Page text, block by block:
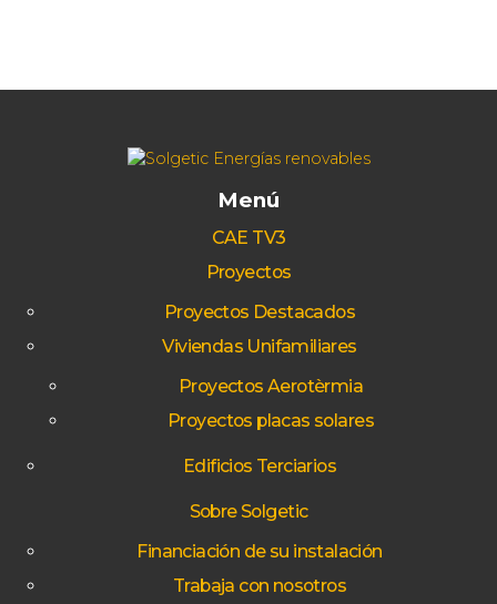
Menú
CAE TV3
Proyectos
Proyectos Destacados
Viviendas Unifamiliares
Proyectos Aerotèrmia
Proyectos placas solares
Edificios Terciarios
Sobre Solgetic
Financiación de su instalación
Trabaja con nosotros